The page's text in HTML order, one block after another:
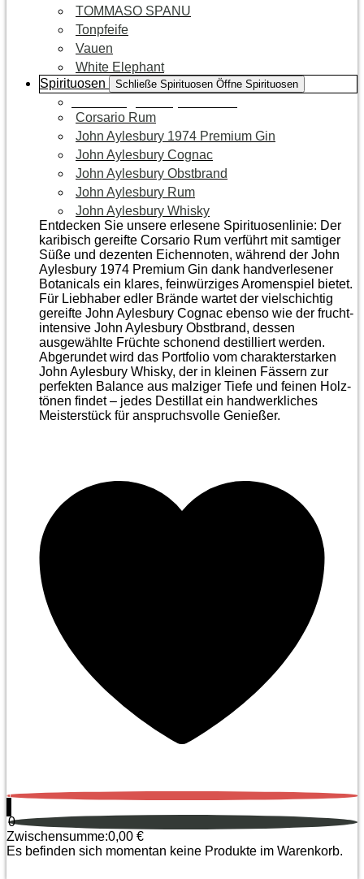
TOMMASO SPANU
Tonpfeife
Vauen
White Elephant
Spirituosen
Schließe Spirituosen Öffne Spirituosen
Corsario Rum
John Aylesbury 1974 Premium Gin
John Aylesbury Cognac
John Aylesbury Obstbrand
John Aylesbury Rum
John Aylesbury Whisky
Entdecken Sie unsere erlesene Spirituosenlinie: Der
karibisch gereifte Corsario Rum verführt mit samtiger
Süße und dezenten Eichen­noten, während der John
Aylesbury 1974 Premium Gin dank handverlesener
Botanicals ein klares, feinwürziges Aromenspiel bietet.
Für Liebhaber edler Brände wartet der vielschichtig
gereifte John Aylesbury Cognac ebenso wie der frucht­
intensive John Aylesbury Obstbrand, dessen
ausgewählte Früchte schonend destilliert werden.
Abgerundet wird das Portfolio vom charakterstarken
John Aylesbury Whisky, der in kleinen Fässern zur
perfekten Balance aus malziger Tiefe und feinen Holz­
tönen findet – jedes Destillat ein handwerkliches
Meister­stück für anspruchsvolle Genießer.
0
0
Zwischensumme:0,00 €
Es befinden sich momentan keine Produkte im Warenkorb.